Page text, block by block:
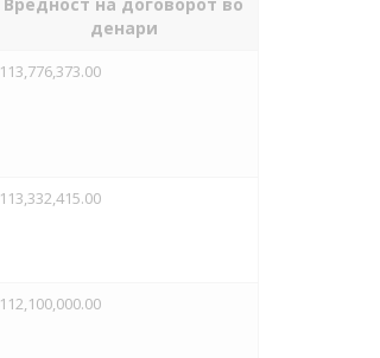
денари
113,776,373.00
113,332,415.00
112,100,000.00